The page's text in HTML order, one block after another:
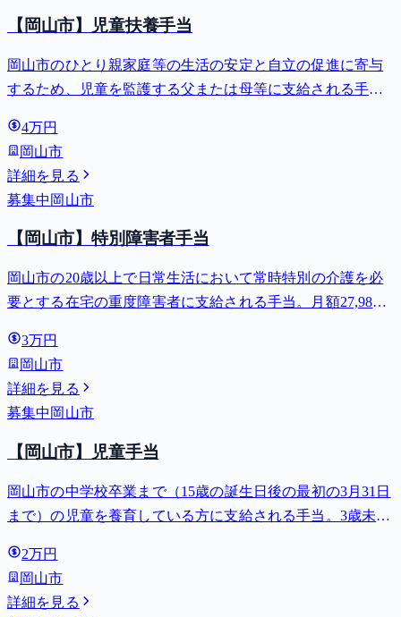
【岡山市】児童扶養手当
岡山市のひとり親家庭等の生活の安定と自立の促進に寄与
するため、児童を監護する父または母等に支給される手
4万円
岡山市
詳細を見る
募集中 岡山市
【岡山市】特別障害者手当
岡山市の20歳以上で日常生活において常時特別の介護を必
要とする在宅の重度障害者に支給される手当。月額27,980
3万円
岡山市
詳細を見る
募集中 岡山市
【岡山市】児童手当
岡山市の中学校卒業まで（15歳の誕生日後の最初の3月31日
まで）の児童を養育している方に支給される手当。3歳未満
子以降は15,000円）、中学生は月額10,000円。
2万円
岡山市
詳細を見る